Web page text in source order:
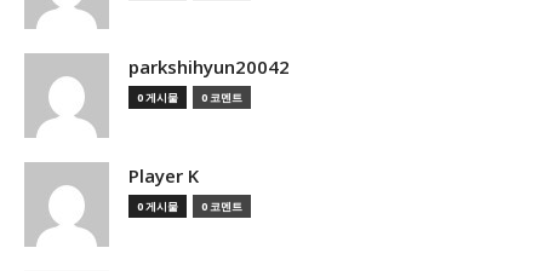
parkshihyun20042
0 게시물 0 코멘트
Player K
0 게시물 0 코멘트